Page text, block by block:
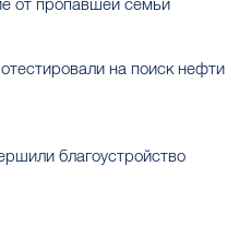
на поиск нефти
благоустройство